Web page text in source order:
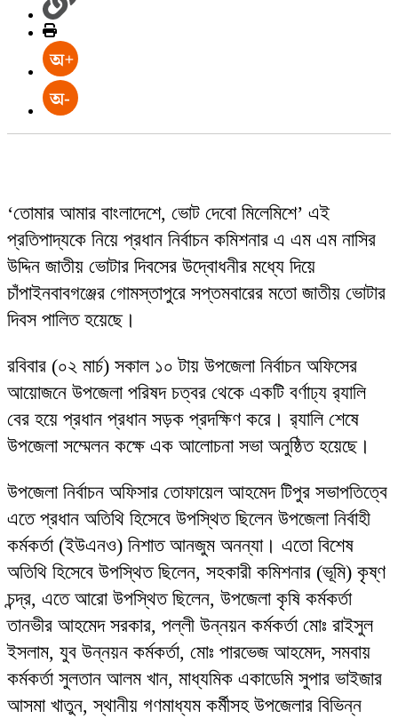
‘তোমার আমার বাংলাদেশে, ভোট দেবো মিলেমিশে’ এই
প্রতিপাদ্যকে নিয়ে প্রধান নির্বাচন কমিশনার এ এম এম নাসির
উদ্দিন জাতীয় ভোটার দিবসের উদ্বোধনীর মধ্যে দিয়ে
চাঁপাইনবাবগঞ্জের গোমস্তাপুরে সপ্তমবারের মতো জাতীয় ভোটার
দিবস পালিত হয়েছে।
রবিবার (০২ মার্চ) সকাল ১০ টায় উপজেলা নির্বাচন অফিসের
আয়োজনে উপজেলা পরিষদ চত্বর থেকে একটি বর্ণাঢ্য র‍্যালি
বের হয়ে প্রধান প্রধান সড়ক প্রদক্ষিণ করে। র‍্যালি শেষে
উপজেলা সম্মেলন কক্ষে এক আলোচনা সভা অনুষ্ঠিত হয়েছে।
উপজেলা নির্বাচন অফিসার তোফায়েল আহমেদ টিপুর সভাপতিত্বে
এতে প্রধান অতিথি হিসেবে উপস্থিত ছিলেন উপজেলা নির্বাহী
কর্মকর্তা (ইউএনও) নিশাত আনজুম অনন্যা। এতো বিশেষ
অতিথি হিসেবে উপস্থিত ছিলেন, সহকারী কমিশনার (ভূমি) কৃষ্ণ
চন্দ্র, এতে আরো উপস্থিত ছিলেন, উপজেলা কৃষি কর্মকর্তা
তানভীর আহমেদ সরকার, পল্লী উন্নয়ন কর্মকর্তা মোঃ রাইসুল
ইসলাম, যুব উন্নয়ন কর্মকর্তা, মোঃ পারভেজ আহমেদ, সমবায়
কর্মকর্তা সুলতান আলম খান, মাধ্যমিক একাডেমি সুপার ভাইজার
আসমা খাতুন, স্থানীয় গণমাধ্যম কর্মীসহ উপজেলার বিভিন্ন